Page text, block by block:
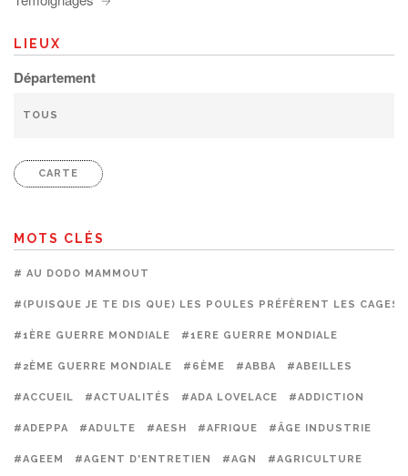
LIEUX
Département
CARTE
MOTS CLÉS
# AU DODO MAMMOUT
#(PUISQUE JE TE DIS QUE) LES POULES PRÉFÈRENT LES CAGES
#1ÈRE GUERRE MONDIALE #1ERE GUERRE MONDIALE
#2ÈME GUERRE MONDIALE #6ÈME #ABBA #ABEILLES
#ACCUEIL #ACTUALITÉS #ADA LOVELACE #ADDICTION
#ADEPPA #ADULTE #AESH #AFRIQUE #ÂGE INDUSTRIE
#AGEEM #AGENT D'ENTRETIEN #AGN #AGRICULTURE